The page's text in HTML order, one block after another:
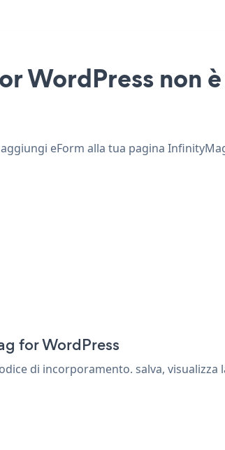
WordPress non
eForm alla tua pagina
for WordPress
di incorporamento. salva, visualizza